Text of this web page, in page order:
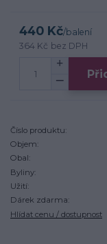
440 Kč/balení
364 Kč bez DPH
Číslo produktu:
Objem:
Obal:
Byliny:
Užití:
Dárek zdarma:
Hlídat cenu / dostupnost